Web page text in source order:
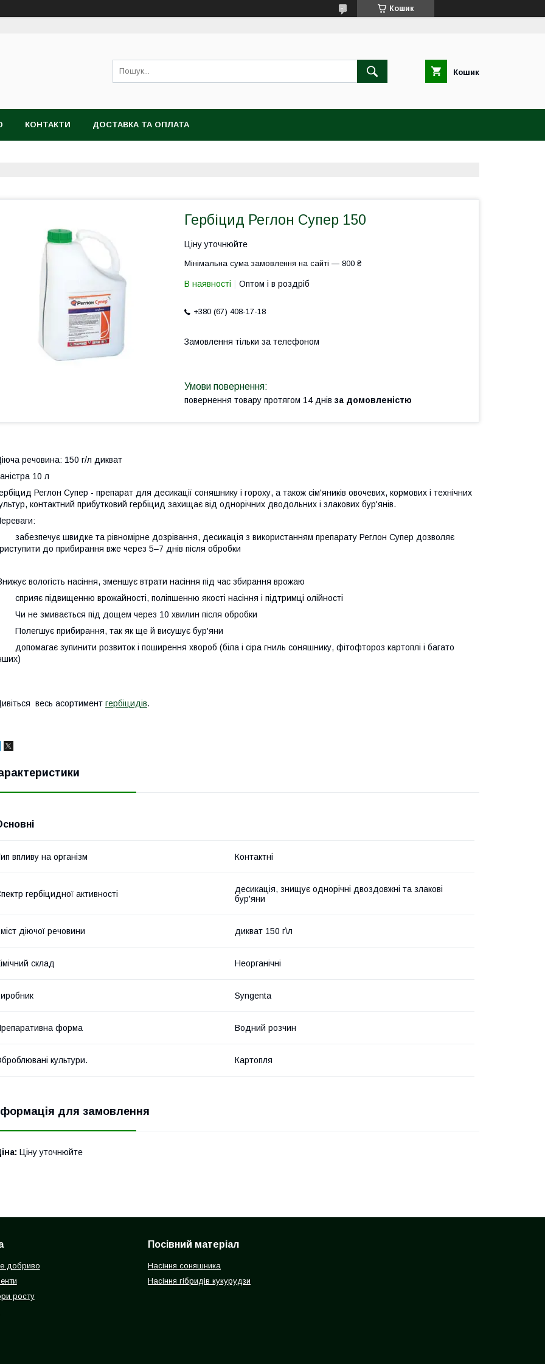
Кошик
Кошик
КОНТАКТИ ДОСТАВКА ТА ОПЛАТА
Гербіцид Реглон Супер 150
Ціну уточнюйте
Мінімальна сума замовлення на сайті — 800 ₴
В наявності Оптом і в роздріб
+380 (67) 408-17-18
Замовлення тільки за телефоном
повернення товару протягом 14 днів за домовленістю
речовина: 150 г/л дикват
10 л
Реглон Супер - препарат для десикації соняшнику і гороху, а також сім'яників овочевих, кормових і технічних
контактний прибутковий гербіцид захищає від однорічних дводольних і злакових бур'янів.
забезпечує швидке та рівномірне дозрівання, десикація з використанням препарату Реглон Супер дозволяє
до прибирання вже через 5–7 днів після обробки
вологість насіння, зменшує втрати насіння під час збирання врожаю
сприяє підвищенню врожайності, поліпшенню якості насіння і підтримці олійності
Чи не змивається під дощем через 10 хвилин після обробки
Полегшує прибирання, так як ще й висушує бур'яни
допомагає зупинити розвиток і поширення хвороб (біла і сіра гниль соняшнику, фітофтороз картоплі і багато
весь асортимент гербіцидів.
впливу на організм Контактні
гербіцидної активності
десикація, знищує однорічні двоздовжні та злакові
бур'яни
діючої речовини дикват 150 г\л
склад Неорганічні
Syngenta
форма Водний розчин
культури. Картопля
для замовлення
Ціну уточнюйте
добриво
росту
Посівний матеріал
Насіння соняшника
Насіння гібридів кукурудзи